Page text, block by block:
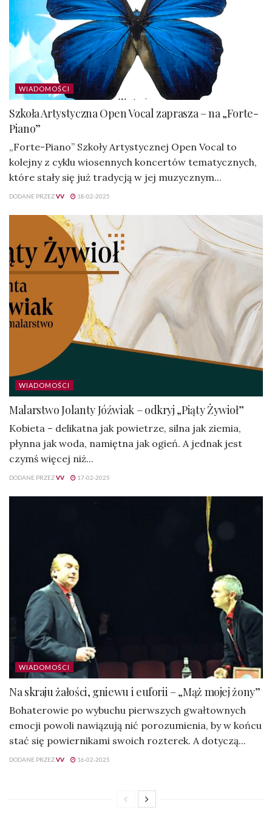
WIADOMOŚCI
Szkoła Artystyczna Open Vocal zaprasza – na „Forte-
Piano”
„Forte-Piano” Szkoły Artystycznej Open Vocal to
kolejny z cyklu wiosennych koncertów tematycznych,
które stały się już tradycją w jej muzycznym...
DODANE PRZEZVV 18-02-2025
WIADOMOŚCI
Malarstwo Jolanty Jóźwiak – odkryj „Piąty Żywioł”
Kobieta – delikatna jak powietrze, silna jak ziemia,
płynna jak woda, namiętna jak ogień. A jednak jest
czymś więcej niż...
DODANE PRZEZVV 17-02-2025
WIADOMOŚCI
Na skraju żałości, gniewu i euforii – „Mąż mojej żony”
Bohaterowie po wybuchu pierwszych gwałtownych
emocji powoli nawiązują nić porozumienia, by w końcu
stać się powiernikami swoich rozterek. A dotyczą...
DODANE PRZEZVV 16-02-2025